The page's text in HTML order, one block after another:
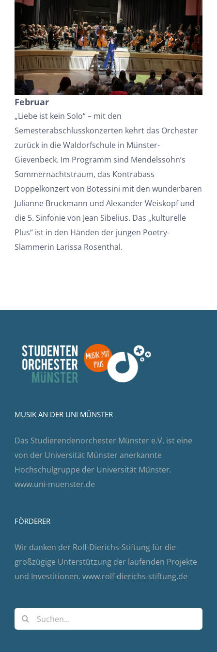
Februar
„Liebe ist kein Solo“ – mit den
Semesterabschlusskonzerten kehrt das Orchester
zurück in die Waldorfschule in Münster-
Gievenbeck. Im Programm sind Mendelssohn’s
Sommernachtstraum, das Kontrabass
Doppelkonzert von Botessini mit den wunderbaren
Julianne Bruckmann und Alexander Weiskopf und
die 5. Sinfonie von Jean Sibelius. Das „kulturelle
Plus“ ist in den Händen der jungen Poetry-
Slammerin Larissa Rosenthal.
MUSIK AN DER UNI MÜNSTER
Das Studierendenorchester Münster e.V. ist eine
von der Universität Münster anerkannte
Hochschulgruppe der Universität Münster.
www.uni-muenster.de
FÖRDERER
Wir danken der Rolf-Dierichs-Stiftung für die
großzügige Unterstützung der laufenden Projekte
und Investitionen. www.rolf-dierichs-stiftung.de
Suche
nach: